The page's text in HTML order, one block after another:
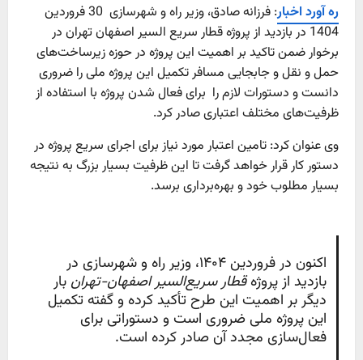
ره آورد اخبار
: فرزانه صادق، وزیر راه و شهرسازی 30 فروردین
1404 در بازدید از پروژه قطار سریع السیر اصفهان تهران در
برخوار ضمن تاکید بر اهمیت این پروژه در حوزه زیرساخت‌های
حمل و نقل و جابجایی مسافر تکمیل این پروژه ملی را ضروری
دانست و دستورات لازم را برای فعال شدن پروژه با استفاده از
ظرفیت‌های مختلف اعتباری صادر کرد.
وی عنوان کرد: تامین اعتبار مورد نیاز برای اجرای سریع پروژه در
دستور کار قرار خواهد گرفت تا این ظرفیت بسیار بزرگ به نتیجه
بسیار مطلوب خود و بهره‌برداری برسد.
اکنون در فروردین ۱۴۰۴، وزیر راه و شهرسازی در
بازدید از پروژهقطار سریع‌السیر اصفهان-تهران بار
دیگر بر اهمیت این طرح تأکید کرده و گفته تکمیل
این پروژه ملی ضروری است و دستوراتی برای
فعال‌سازی مجدد آن صادر کرده است.